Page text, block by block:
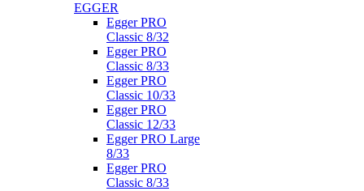
EGGER
Egger PRO
Classic 8/32
Egger PRO
Classic 8/33
Egger PRO
Classic 10/33
Egger PRO
Classic 12/33
Egger PRO Large
8/33
Egger PRO
Classic 8/33